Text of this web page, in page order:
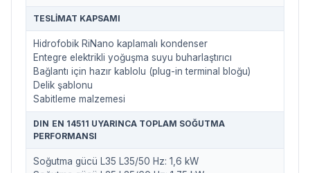
TESLIMAT KAPSAMI
Hidrofobik RiNano kaplamalı kondenser
Entegre elektrikli yoğuşma suyu buharlaştırıcı
Bağlantı için hazır kablolu (plug-in terminal bloğu)
Delik şablonu
Sabitleme malzemesi
DIN EN 14511 UYARINCA TOPLAM SOĞUTMA
PERFORMANSI
Soğutma gücü L35 L35/50 Hz: 1,6 kW